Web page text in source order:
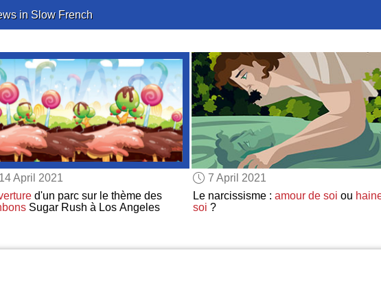
in Slow French
14 April 2021
d'un parc sur le thème des
Sugar Rush à Los Angeles
7 April 2021
Le narcissisme : amour de soi ou
soi ?